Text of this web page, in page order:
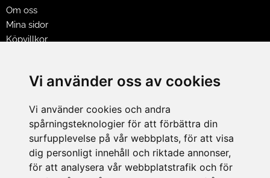
Vi använder oss av cookies
Vi använder cookies och andra
spårningsteknologier för att förbättra din
surfupplevelse på vår webbplats, för att visa
dig personligt innehåll och riktade annonser,
för att analysera vår webbplatstrafik och för
Om oss
Mina sidor
Köpvillkor
Jobba på Hasselgrens
LEVERANS
BETALNINGSSÄTT